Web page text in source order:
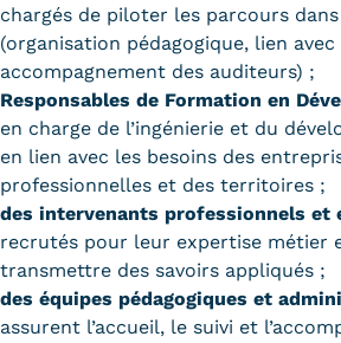
chargés de piloter les parcours
(organisation pédagogique, lien
accompagnement des auditeurs) ;
Responsables de Formation en
en charge de l’ingénierie et du
en lien avec les besoins des
professionnelles et des territoires ;
des intervenants professionnels et
recrutés pour leur expertise métier
transmettre des savoirs appliqués ;
des équipes pédagogiques et
assurent l’accueil, le suivi et